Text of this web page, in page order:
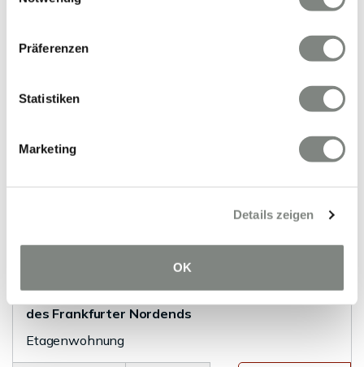
Präferenzen
Statistiken
Marketing
Details zeigen
OK
Mitten im Leben - urbanes Wohnen im Herzen
des Frankfurter Nordends
Etagenwohnung